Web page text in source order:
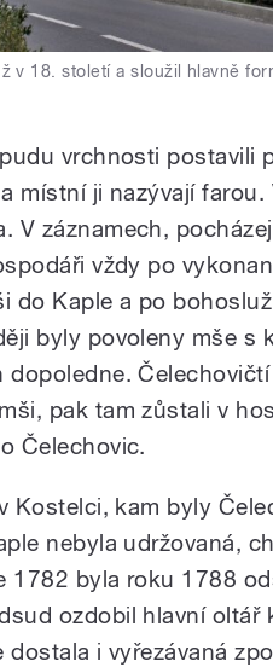
v 18. století a sloužil hlavně
vrchnosti postavili
místní ji nazývají
V záznamech,
vždy po
do Kaple a po
byly povoleny mše s
dopoledne.
pak tam zůstali v
Čelechovic.
Kostelci, kam byly
nebyla udržovaná,
1782 byla roku 1788
ozdobil hlavní oltář
dostala i vyřezávaná